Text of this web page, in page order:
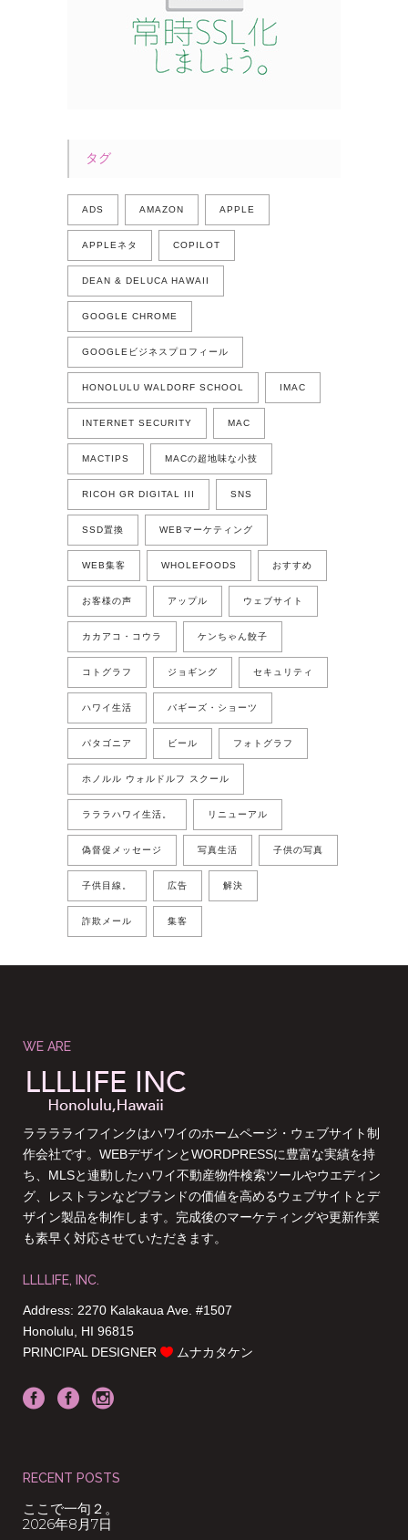
タグ
ADS AMAZON APPLE
APPLEネタ COPILOT
DEAN & DELUCA HAWAII
GOOGLE CHROME
GOOGLEビジネスプロフィール
HONOLULU WALDORF SCHOOL IMAC
INTERNET SECURITY MAC
MACTIPS MACの超地味な小技
RICOH GR DIGITAL III SNS
SSD置換 WEBマーケティング
WEB集客 WHOLEFOODS おすすめ
お客様の声 アップル ウェブサイト
カカアコ・コウラ ケンちゃん餃子
コトグラフ ジョギング セキュリティ
ハワイ生活 バギーズ・ショーツ
パタゴニア ビール フォトグラフ
ホノルル ウォルドルフ スクール
ラララハワイ生活。 リニューアル
偽督促メッセージ 写真生活 子供の写真
子供目線。 広告 解決
詐欺メール 集客
WE ARE
ラララライフインクはハワイのホームページ・ウェブサイト制
作会社です。WEBデザインとWORDPRESSに豊富な実績を持
ち、MLSと連動したハワイ不動産物件検索ツールやウエディン
グ、レストランなどブランドの価値を高めるウェブサイトとデ
ザイン製品を制作します。完成後のマーケティングや更新作業
も素早く対応させていただきます。
LLLLIFE, INC.
Address: 2270 Kalakaua Ave. #1507
Honolulu, HI 96815
PRINCIPAL DESIGNER
ムナカタケン
RECENT POSTS
ここで一句２。
2026年8月7日